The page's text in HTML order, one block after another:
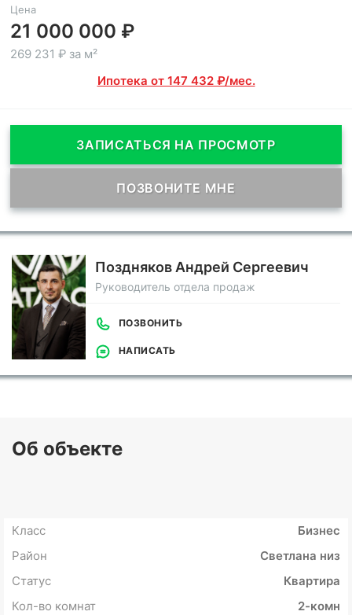
Цена
21 000 000 ₽
269 231 ₽ за м²
Ипотека от 147 432 ₽/мес.
ЗАПИСАТЬСЯ НА ПРОСМОТР
ПОЗВОНИТЕ МНЕ
Поздняков Андрей Сергеевич
Руководитель отдела продаж
ПОЗВОНИТЬ
НАПИСАТЬ
Об объекте
Класс
Бизнес
Район
Светлана низ
Статус
Квартира
Кол-во комнат
2-комн